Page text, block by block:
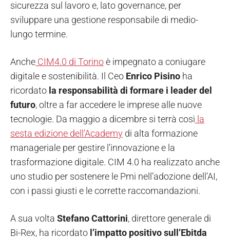
sicurezza sul lavoro e, lato governance, per
sviluppare una gestione responsabile di medio-
lungo termine.
Anche CIM4.0 di Torinoè impegnato a coniugare
digitale e sostenibilità. Il Ceo Enrico Pisino ha
ricordato la responsabilità di formare i leader del
futuro, oltre a far accedere le imprese alle nuove
tecnologie. Da maggio a dicembre si terrà così la
sesta edizione dell’Academy di alta formazione
manageriale per gestire l’innovazione e la
trasformazione digitale. CIM 4.0 ha realizzato anche
uno studio per sostenere le Pmi nell’adozione dell’AI,
con i passi giusti e le corrette raccomandazioni.
A sua volta Stefano Cattorini, direttore generale di
Bi-Rex, ha ricordato l’impatto positivo sull’Ebitda